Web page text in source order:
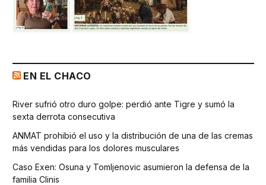
EN EL CHACO
River sufrió otro duro golpe: perdió ante Tigre y sumó la
sexta derrota consecutiva
ANMAT prohibió el uso y la distribución de una de las cremas
más vendidas para los dolores musculares
Caso Exen: Osuna y Tomljenovic asumieron la defensa de la
familia Clinis